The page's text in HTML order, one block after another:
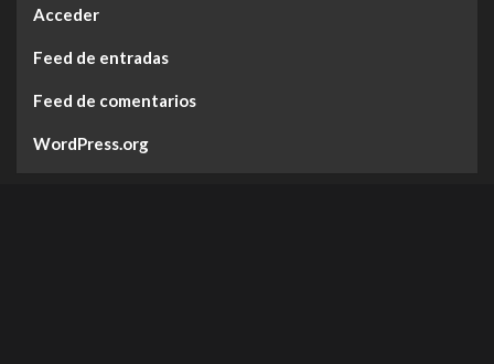
Acceder
Feed de entradas
Feed de comentarios
WordPress.org